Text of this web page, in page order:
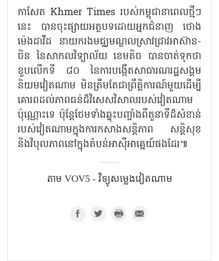
កាសែត Khmer Times របស់កម្ពុជានាពេលថ្មីៗ
នេះ បានចុះផ្សាយអត្ថបទដោយអ្នកជំនាញ ថោង
ម៉េងដាវីដ នាយករងមជ្ឈមណ្ឌលស្រាវជ្រាវអាស៊ាន-
ចិន នៃសាកលវិទ្យាល័យ ខេមតិច បានចាត់ទុកថា
ខួបលើកទី ៨០ នៃការបង្កើតសាធារណរដ្ឋសង្គម
និយមវៀតណាម មិនត្រឹមតែជាព្រឹត្តិការណ៍មួយដើម្បី
គោរពដល់ភាពធន់ដ៏វិសេសវិសាលរបស់វៀតណាម
ប៉ុណ្ណោះទេ ប៉ុន្តែថែមទាំងឆ្លុះបញ្ចាំងពីតួនាទីដ៏សំខាន់
របស់វៀតណាមក្នុងការកសាងសន្តិភាព សន្តិសុខ
និងវិបុលភាពនៅក្នុងតំបន់អាស៊ីអាគ្នេយ៍ផងដែរ៕
តាម​ VOV5 - វិទ្យុសម្លេងវៀតណាម